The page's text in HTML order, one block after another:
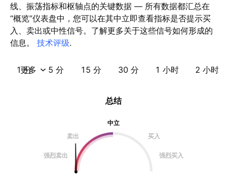
线、振荡指标和枢轴点的关键数据 — 所有数据都汇总在
“概览”仪表盘中，您可以在其中立即查看指标是否提示买
入、卖出或中性信号。了解更多关于这些信号如何形成的
信息。 技术评级.
1 分 5 分 15 分 30 分 1 小时 2 小时
更多
总结
中立
卖出
买入
强烈卖出 强烈买入